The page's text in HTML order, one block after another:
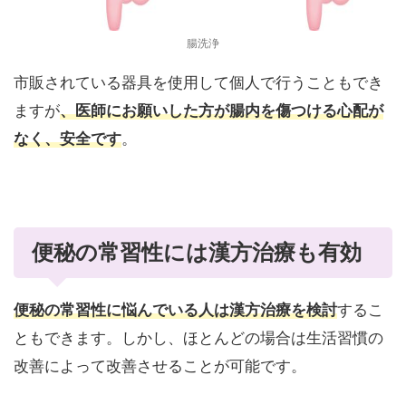
腸洗浄
市販されている器具を使用して個人で行うこともでき
ますが、医師にお願いした方が腸内を傷つける心配が
なく、安全です。
便秘の常習性には漢方治療も有効
便秘の常習性に悩んでいる人は漢方治療を検討するこ
ともできます。しかし、ほとんどの場合は生活習慣の
改善によって改善させることが可能です。